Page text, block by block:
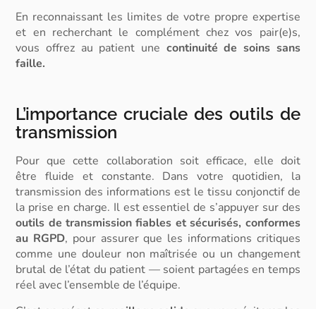
En reconnaissant les limites de votre propre expertise
et en recherchant le complément chez vos pair(e)s,
vous offrez au patient une continuité de soins sans
faille.
L’importance cruciale des outils de
transmission
Pour que cette collaboration soit efficace, elle doit
êtrefluide et constante. Dans votre quotidien, la
transmission des informations est le tissu conjonctif de
la prise en charge. Il est essentiel de s’appuyer sur des
outils de transmission fiables et sécurisés, conformes
au RGPD, pour assurer que les informations critiques
comme une douleur non maîtrisée ou un changement
brutal de l’état du patient — soient partagées en temps
réel avec l’ensemble de l’équipe.